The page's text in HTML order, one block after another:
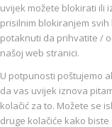
uvijek možete blokirati ili
prisilnim blokiranjem svih
potaknuti da prihvatite /
našoj web stranici.
U potpunosti poštujemo
da vas uvijek iznova
kolačić za to. Možete se
druge kolačiće kako